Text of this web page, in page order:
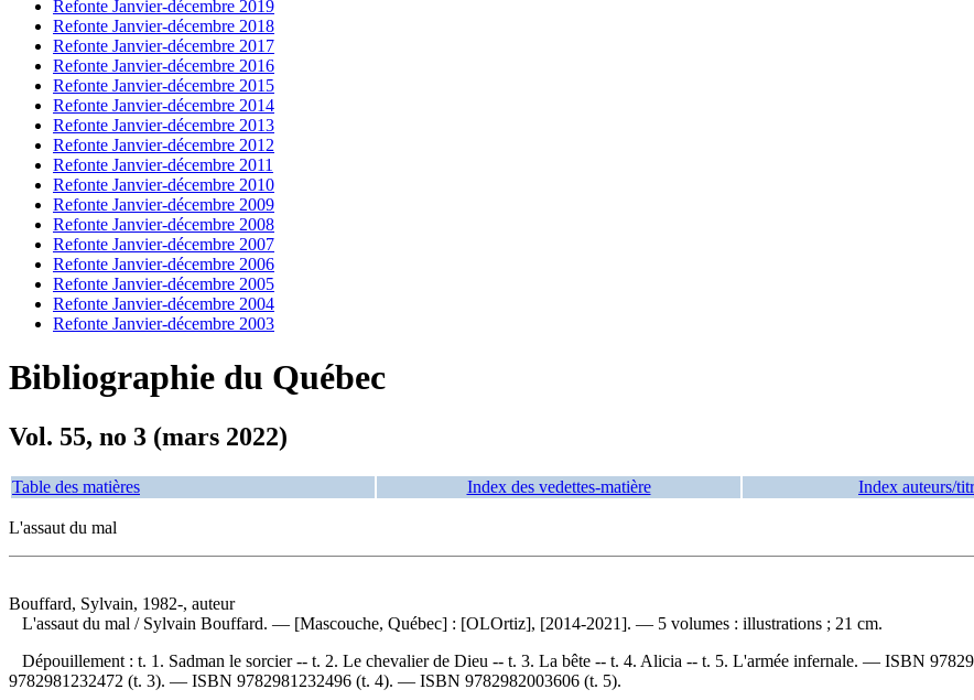
Refonte Janvier-décembre 2019
Refonte Janvier-décembre 2018
Refonte Janvier-décembre 2017
Refonte Janvier-décembre 2016
Refonte Janvier-décembre 2015
Refonte Janvier-décembre 2014
Refonte Janvier-décembre 2013
Refonte Janvier-décembre 2012
Refonte Janvier-décembre 2011
Refonte Janvier-décembre 2010
Refonte Janvier-décembre 2009
Refonte Janvier-décembre 2008
Refonte Janvier-décembre 2007
Refonte Janvier-décembre 2006
Refonte Janvier-décembre 2005
Refonte Janvier-décembre 2004
Refonte Janvier-décembre 2003
Bibliographie du Québec
Vol. 55, no 3 (mars 2022)
Table des matières Index des vedettes-matière Index auteurs/
L'assaut du mal
Bouffard, Sylvain, 1982-, auteur
L'assaut du mal / Sylvain Bouffard. — [Mascouche, Québec] : [OLOrtiz], [2014-2021]. — 5 volumes : illustrations ; 21 cm.
Dépouillement : t. 1. Sadman le sorcier -- t. 2. Le chevalier de Dieu -- t. 3. La bête -- t. 4. Alicia -- t. 5. L'armée infernale. — ISBN
9782981232472 (t. 3). — ISBN 9782981232496 (t. 4). — ISBN 9782982003606 (t. 5).